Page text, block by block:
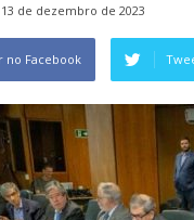
13 de dezembro de 2023
no Facebook